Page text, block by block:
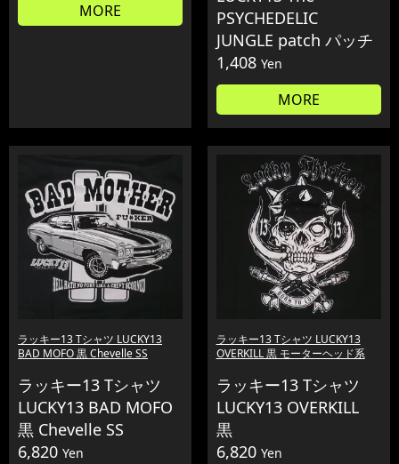
MORE
PSYCHEDELIC
JUNGLE patch パッチ
1,408 Yen
MORE
ラッキー13 Tシャツ LUCKY13
BAD MOFO 黒 Chevelle SS
ラッキー13 Tシャツ
LUCKY13 BAD MOFO
黒 Chevelle SS
6,820 Yen
ラッキー13 Tシャツ LUCKY13
OVERKILL 黒 モーターヘッド系
ラッキー13 Tシャツ
LUCKY13 OVERKILL
黒
6,820 Yen